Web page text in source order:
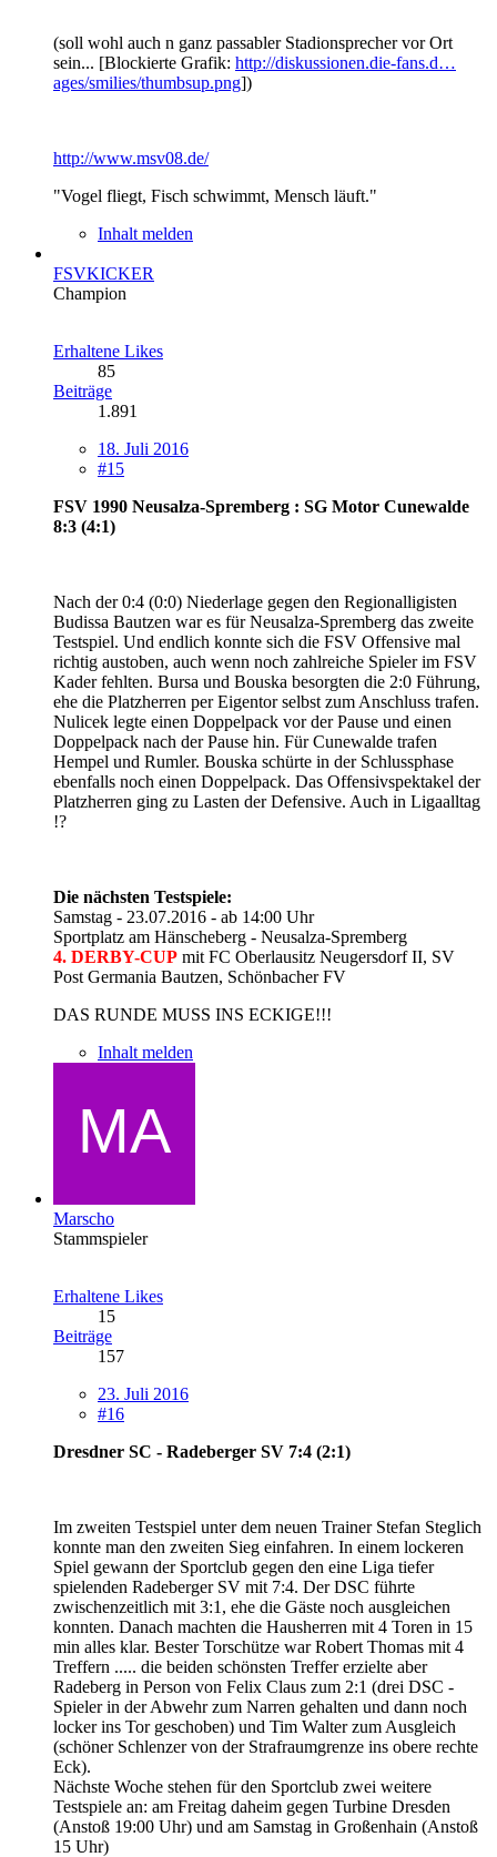
(soll wohl auch n ganz passabler Stadionsprecher vor Ort
sein... [Blockierte Grafik: http://diskussionen.die-fans.d…
ages/smilies/thumbsup.png])
http://www.msv08.de/
"Vogel fliegt, Fisch schwimmt, Mensch läuft."
Inhalt melden
FSVKICKER
Champion
Erhaltene Likes
85
Beiträge
1.891
18. Juli 2016
#15
FSV 1990 Neusalza-Spremberg : SG Motor Cunewalde
8:3 (4:1)
Nach der 0:4 (0:0) Niederlage gegen den Regionalligisten
Budissa Bautzen war es für Neusalza-Spremberg das zweite
Testspiel. Und endlich konnte sich die FSV Offensive mal
richtig austoben, auch wenn noch zahlreiche Spieler im FSV
Kader fehlten. Bursa und Bouska besorgten die 2:0 Führung,
ehe die Platzherren per Eigentor selbst zum Anschluss trafen.
Nulicek legte einen Doppelpack vor der Pause und einen
Doppelpack nach der Pause hin. Für Cunewalde trafen
Hempel und Rumler. Bouska schürte in der Schlussphase
ebenfalls noch einen Doppelpack. Das Offensivspektakel der
Platzherren ging zu Lasten der Defensive. Auch in Ligaalltag
!?
Die nächsten Testspiele:
Samstag - 23.07.2016 - ab 14:00 Uhr
Sportplatz am Hänscheberg - Neusalza-Spremberg
4. DERBY-CUP mit FC Oberlausitz Neugersdorf II, SV
Post Germania Bautzen, Schönbacher FV
DAS RUNDE MUSS INS ECKIGE!!!
Inhalt melden
Marscho
Stammspieler
Erhaltene Likes
15
Beiträge
157
23. Juli 2016
#16
Dresdner SC - Radeberger SV 7:4 (2:1)
Im zweiten Testspiel unter dem neuen Trainer Stefan Steglich
konnte man den zweiten Sieg einfahren. In einem lockeren
Spiel gewann der Sportclub gegen den eine Liga tiefer
spielenden Radeberger SV mit 7:4. Der DSC führte
zwischenzeitlich mit 3:1, ehe die Gäste noch ausgleichen
konnten. Danach machten die Hausherren mit 4 Toren in 15
min alles klar. Bester Torschütze war Robert Thomas mit 4
Treffern ..... die beiden schönsten Treffer erzielte aber
Radeberg in Person von Felix Claus zum 2:1 (drei DSC -
Spieler in der Abwehr zum Narren gehalten und dann noch
locker ins Tor geschoben) und Tim Walter zum Ausgleich
(schöner Schlenzer von der Strafraumgrenze ins obere rechte
Eck).
Nächste Woche stehen für den Sportclub zwei weitere
Testspiele an: am Freitag daheim gegen Turbine Dresden
(Anstoß 19:00 Uhr) und am Samstag in Großenhain (Anstoß
15 Uhr)